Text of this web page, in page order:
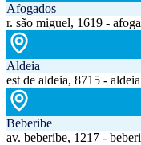
Afogados
r. são miguel, 1619 -
Aldeia
est de aldeia, 8715 -
Beberibe
av. beberibe, 1217 -